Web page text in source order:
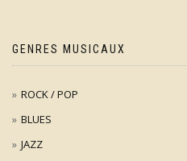
GENRES MUSICAUX
ROCK / POP
BLUES
JAZZ